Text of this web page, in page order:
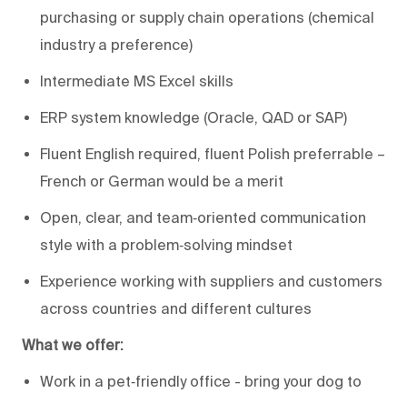
purchasing or supply chain operations (chemical
industry a preference)
Intermediate MS Excel skills
ERP system knowledge (Oracle, QAD or SAP)
Fluent English required, fluent Polish preferrable –
French or German would be a merit
Open, clear, and team‑oriented communication
style with a problem‑solving mindset
Experience working with suppliers and customers
across countries and different cultures
What we offer:
Work in a pet‑friendly office - bring your dog to